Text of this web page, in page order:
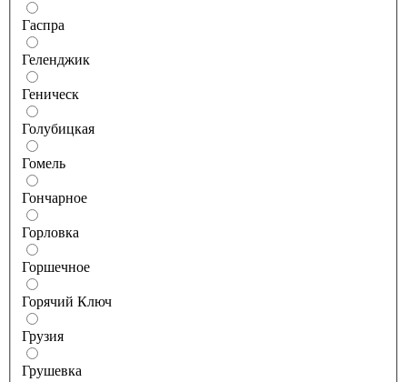
Гаспра
Геленджик
Геническ
Голубицкая
Гомель
Гончарное
Горловка
Горшечное
Горячий Ключ
Грузия
Грушевка